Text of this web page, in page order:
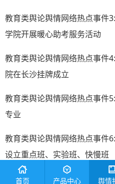
教育类舆论舆情网络热点事件
学院开展暖心助考服务活动
教育类舆论舆情网络热点事件
院在长沙挂牌成立
教育类舆论舆情网络热点事件
专业
教育类舆论舆情网络热点事件
设立重点班、实验班、快慢班
教育类舆论舆情网络热点事
首页 产品中心 舆情